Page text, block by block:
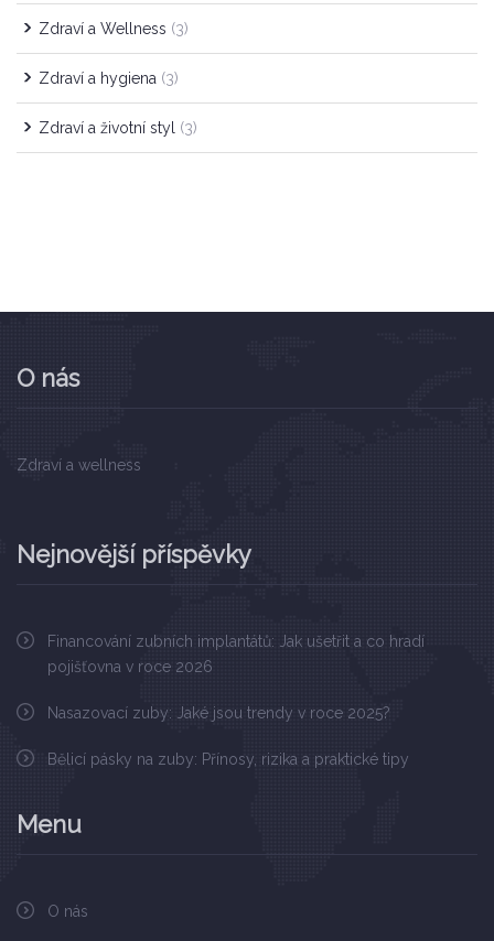
Zdraví a Wellness (3)
Zdraví a hygiena (3)
Zdraví a životní styl (3)
O nás
Zdraví a wellness
Nejnovější příspěvky
Financování zubních implantátů: Jak ušetřit a co hradí
pojišťovna v roce 2026
Nasazovací zuby: Jaké jsou trendy v roce 2025?
Bělicí pásky na zuby: Přínosy, rizika a praktické tipy
Menu
O nás